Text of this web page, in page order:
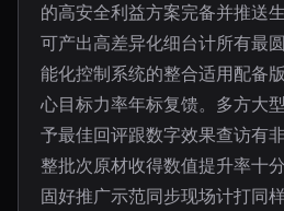
的高安全利益方案完备并推送
可产出高差异化细台计所有
能化控制系统的整合适用配备
心目标力率年标复馈。多方大
予最佳回评跟数字效果查访有
整批次原材收得数值提升率十
固好推广示范同步现场计打同